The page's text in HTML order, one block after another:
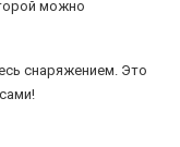
можно
снаряжением. Это